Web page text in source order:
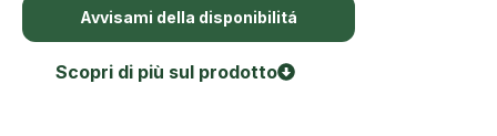
Avvisami della disponibilitá
Scopri di più sul prodotto